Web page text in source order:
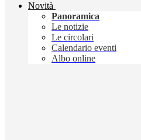
Novità
Panoramica
Le notizie
Le circolari
Calendario eventi
Albo online